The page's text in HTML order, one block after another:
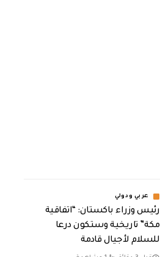
عربي ودولي
رئيس وزراء باكستان: “اتفاقية
مكة” تاريخية وستكون درعا
للسلام لأجيال قادمة